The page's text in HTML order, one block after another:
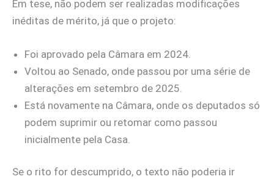
Em tese, não podem ser realizadas modificações
inéditas de mérito, já que o projeto:
Foi aprovado pela Câmara em 2024.
Voltou ao Senado, onde passou por uma série de
alterações em setembro de 2025.
Está novamente na Câmara, onde os deputados só
podem suprimir ou retomar como passou
inicialmente pela Casa.
Se o rito for descumprido, o texto não poderia ir